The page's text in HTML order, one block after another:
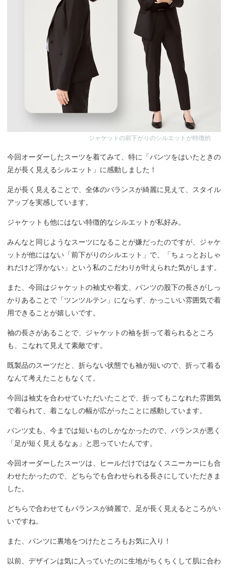
ジャケットの前下がりのシルエットが特徴的
今回オーダーしたスーツを着てみて、特に「パンツをはいたときの
足が長く見えるシルエット」に感動しました！
足が長く見えることで、全体のバランスが綺麗に見えて、スタイル
アップを実感しています。
ジャケットも他にはない特徴的なシルエットが私好み。
みんなと同じようなスーツになることが嫌だったのですが、ジャケ
ットが他にはない「前下がりのシルエット」で、「ちょっとおしゃ
れだけど浮かない」という私のこだわりが叶えられた気がします。
また、今回はジャケットの袖丈や着丈、パンツの股下の長さがしっ
かりあることで「ツンツルテン」にならず、かっこいい雰囲気で着
用できることが嬉しいです。
袖の長さがあることで、ジャケットの袖を折って着られるところ
も、こなれて見えて素敵です。
既製品のスーツだと、折らない状態でも袖が短いので、折って着る
なんて考えたこともなくて。
今回は袖丈を合わせていただいたことで、折ってもこなれた雰囲気
で着られて、着こなしの幅が広がったことに感動しています。
パンツ丈も、今までは短いものしかなかったので、バランスが悪く
「足が短く見えるなぁ」と思っていたんです。
今回オーダーしたスーツは、ヒールだけではなくスニーカーにも合
わせたかったので、どちらでも合わせられる長さにしていただきま
した。
どちらで合わせてもバランスが綺麗で、足が長く見えるところがい
いですね。
また、パンツに裏地をつけたところもお気に入り！
以前、デザインは気に入っていたのに生地がちくちくして肌に合わ